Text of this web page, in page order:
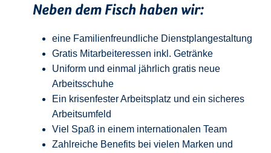
Neben dem Fisch haben wir:
eine Familienfreundliche Dienstplangestaltung
Gratis Mitarbeiteressen inkl. Getränke
Uniform und einmal jährlich gratis neue
Arbeitsschuhe
Ein krisenfester Arbeitsplatz und ein sicheres
Arbeitsumfeld
Viel Spaß in einem internationalen Team
Zahlreiche Benefits bei vielen Marken und